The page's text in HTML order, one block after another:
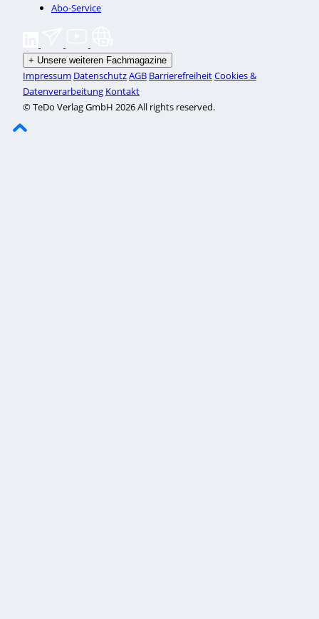
Abo-Service
+ Unsere weiteren Fachmagazine
Impressum DatenschutzAGB BarrierefreiheitCookies &
Datenverarbeitung Kontakt
© TeDo Verlag GmbH 2026 All rights reserved.